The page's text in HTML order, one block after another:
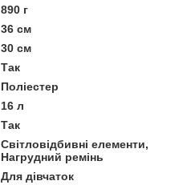
890 г
36 см
30 см
Так
Поліестер
16 л
Так
Світловідбивні елементи,
Нагрудний ремінь
Для дівчаток